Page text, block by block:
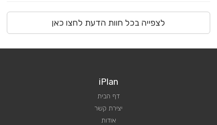
לצפייה בכל חוות הדעת לחצו כאן
iPlan
דף הבית
יצירת קשר
אודות